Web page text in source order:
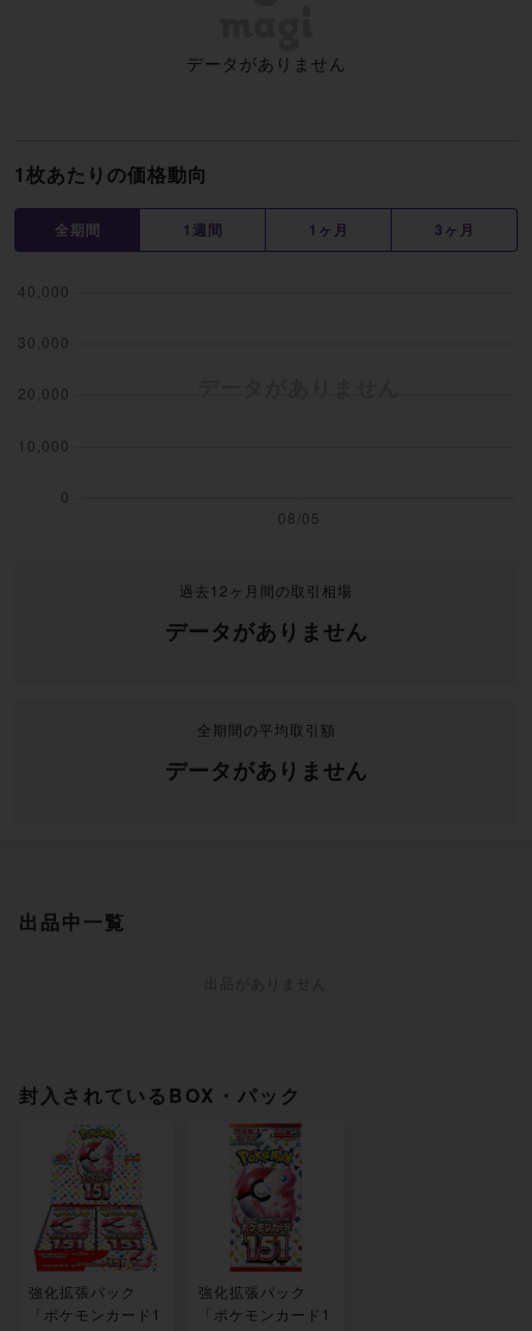
1枚あたりの価格動向
全期間 1週間 1ヶ月 3ヶ月
過去12ヶ月間の取引相場
データがありません
全期間の平均取引額
データがありません
データがありません
出品中一覧
封入されているBOX・パック
強化拡張パック
「ポケモンカード1
強化拡張パック
「ポケモンカード1